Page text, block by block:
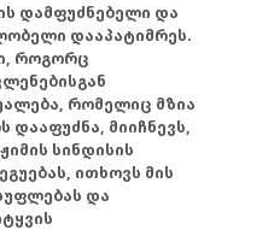
დამფუძნებელი და
დააპატიმრეს.
როგორც
რომელიც მზია
დააფუძნა, მიიჩნევს,
სინდისის
ითხოვს მის
და